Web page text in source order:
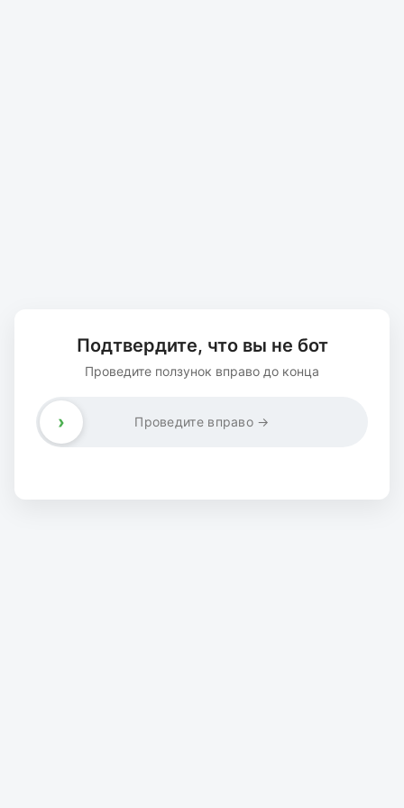
Подтвердите, что вы не бот
Проведите ползунок вправо до конца
Проведите вправо →
›